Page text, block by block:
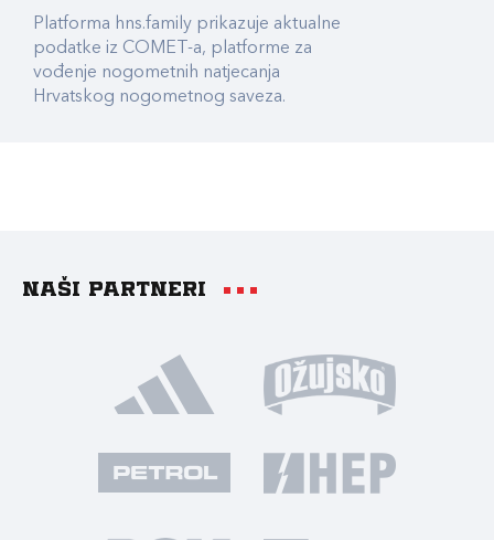
Platforma hns.family prikazuje aktualne
podatke iz COMET-a, platforme za
vođenje nogometnih natjecanja
Hrvatskog nogometnog saveza.
Naši partneri